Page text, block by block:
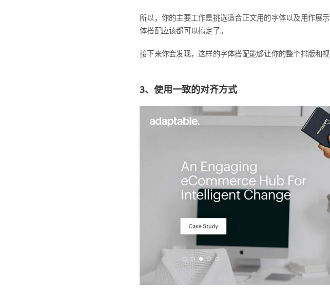
所以，你的主要工作是挑选适合正文用的字体以及用作展
体搭配应该都可以搞定了。
接下来你会发现，这样的字体搭配能够让你的整个排版和视
3、使用一致的对齐方式